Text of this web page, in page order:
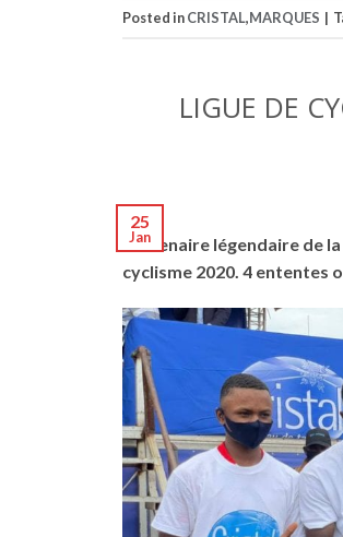
Posted inCRISTAL,MARQUES |
LIGUE DE
25
Jan
Partenaire légendaire de
cyclisme 2020. 4 ententes